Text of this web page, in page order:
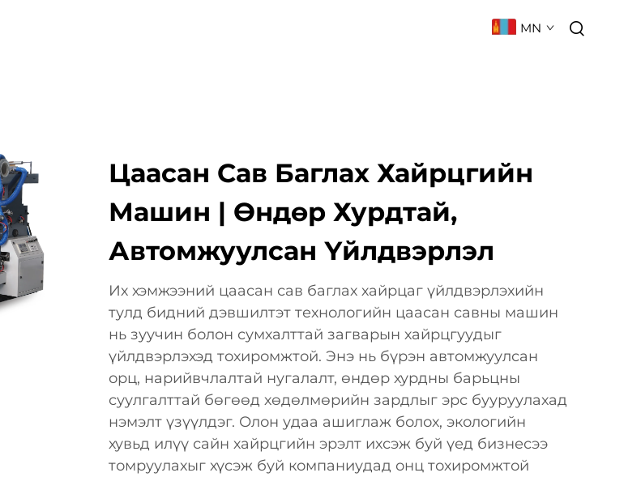
MN
Цаасан Сав Баглах Хайрцгийн
Машин | Өндөр Хурдтай,
Автомжуулсан Үйлдвэрлэл
Их хэмжээний цаасан сав баглах хайрцаг үйлдвэрлэхийн
тулд бидний дэвшилтэт технологийн цаасан савны машин
нь зуучин болон сумхалттай загварын хайрцгуудыг
үйлдвэрлэхэд тохиромжтой. Энэ нь бүрэн автомжуулсан
орц, нарийвчлалтай нугалалт, өндөр хурдны барьцны
суулгалттай бөгөөд хөдөлмөрийн зардлыг эрс бууруулахад
нэмэлт үзүүлдэг. Олон удаа ашиглаж болох, экологийн
хувьд илүү сайн хайрцгийн эрэлт ихсэж буй үед бизнесээ
томруулахыг хүсэж буй компаниудад онц тохиромжтой